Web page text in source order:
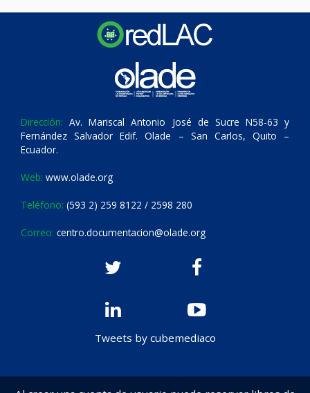
Dirección: Av. Mariscal Antonio José de Sucre N58-63 y
Fernández Salvador Edif. Olade – San Carlos, Quito –
Ecuador.
Web: www.olade.org
Teléfono: (593 2) 259 8122 / 2598 280
Correo: centro.documentacion@olade.org
Tweets by cubemediaco